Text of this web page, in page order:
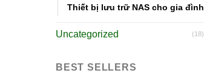
Thiết bị lưu trữ NAS cho gia đình
Uncategorized (18)
BEST SELLERS